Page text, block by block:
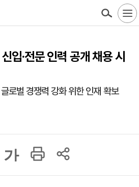
입·전문 인력 공개 채용 시
로벌 경쟁력 강화 위한 인재 확보
가